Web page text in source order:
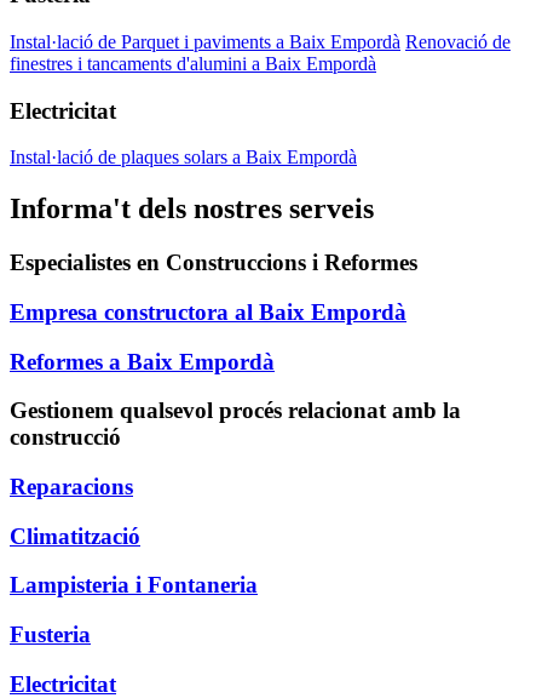
Instal·lació de Parquet i paviments a Baix Empordà Renovació de
finestres i tancaments d'alumini a Baix Empordà
Electricitat
Instal·lació de plaques solars a Baix Empordà
Informa't dels nostres serveis
Especialistes en Construccions i Reformes
Empresa constructora al Baix Empordà
Reformes a Baix Empordà
Gestionem qualsevol procés relacionat amb la
construcció
Reparacions
Climatització
Lampisteria i Fontaneria
Fusteria
Electricitat